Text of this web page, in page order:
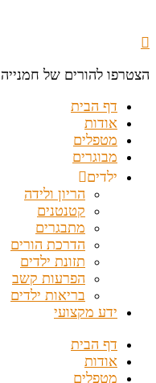
הצטרפו להורים של חמנייה
דף הבית
אודות
מטפלים
מבוגרים
ילדים
הריון ולידה
קטנטנים
מתבגרים
הדרכת הורים
תזונת ילדים
הפרעות קשב
בריאות ילדים
ידע מקצועי
דף הבית
אודות
מטפלים